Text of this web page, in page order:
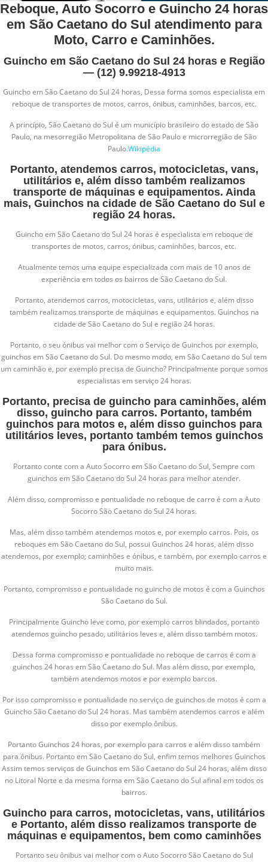
Reboque, Auto Socorro e Guincho 24 horas
em São Caetano do Sul atendimento para
Moto, Carro e Caminhões.
Guincho em São Caetano do Sul 24 horas e Região
— (12) 9.99218-4913
Guincho em São Caetano do Sul 24 horas, Dessa forma somos especialista em
reboque de transportes de motos, carros, ónibus, caminhões, barcos, etc.
A princípio, São Caetano do Sul é um município brasileiro do estado de São
Paulo, na mesorregião Metropolitana de São Paulo e microrregião de São
Paulo.Wikipédia
Portanto, atendemos carros, motocicletas, vans,
utilitários e, além disso também realizamos
transporte de máquinas e equipamentos. Ainda
mais, Guinchos na cidade de São Caetano do Sul e
região 24 horas.
Guincho em São Caetano do Sul 24 horas é especialista em reboque de
transportes de motos, carros, ónibus, caminhões, barcos, etc.
Atualmente temos uma equipe especializada com mais de 10 anos de
experiência em todos os bairros de São Caetano do Sul.
Portanto, atendemos carros, motocicletas, vans, utilitários e, além disso
também realizamos transporte de máquinas e equipamentos. Guinchos na
cidade de São Caetano do Sul e região 24 horas.
Portanto, o seu ónibus vai melhor com o Serviço de Guinchos por exemplo,
guinchos em São Caetano do Sul. Do mesmo modo, em São Caetano do Sul tem
um caminhão e, por exemplo precisa de Guincho? Principalmente porque somos
especialistas em serviço 24 horas.
Portanto, precisa de guincho para caminhões, além
disso, guincho para carros. Portanto, também
guinchos para motos e, além disso guinchos para
utilitários leves, portanto também temos guinchos
para ónibus.
Portanto conte com a Auto Socorro em São Caetano do Sul, Sempre com
guinchos em São Caetano do Sul 24 horas para melhor atender.
Além disso, compromisso e pontualidade no reboque de carro é com a Auto
Socorro São Caetano do Sul 24 horas.
Mas, além disso também atendemos motos e, por exemplo carros. Pois, os
reboques em São Caetano do Sul, possui Guinchos 24 horas, além disso
atendemos, por exemplo; caminhões e ónibus, e também, por exemplo carros e
muito mais.
Portanto, compromisso e pontualidade no guincho de motos é com a Guinchos
São Caetano do Sul.
Principalmente Guincho leve como, por exemplo carros blindados, portanto
atendemos guincho pesado, utilitários leves e, além disso também motos.
Dessa forma compromisso e pontualidade no reboque de carros é com a
guinchos 24 horas em São Caetano do Sul. Mas além disso, por exemplo,
também atendemos motos e por exemplo barcos.
Por isso compromisso e pontualidade no serviço de guinchos de motos é com a
Guincho São Caetano do Sul 24 horas. Mas também atendemos carros e além
disso por exemplo ônibus.
Portanto Guinchos 24 horas, por exemplo para carros e além disso também
para ônibus. Portanto em São Caetano do Sul, enfim temos melhores Guinchos
Assim temos serviços de Guinchos em São Caetano do Sul 24 horas, além disso
no Litoral Norte e da mesma forma em São Caetano do Sul afinal em todos os
bairros.
Guincho para carros, motocicletas, vans, utilitários
e Portanto, além disso realizamos transporte de
máquinas e equipamentos, bem como caminhões
Portanto seu ônibus vai melhor com o Auto Socorro São Caetano do Sul